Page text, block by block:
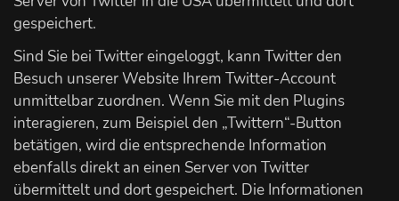
gespeichert.
Sind Sie bei Twitter eingeloggt, kann Twitter den
Besuch unserer Website Ihrem Twitter-Account
unmittelbar zuordnen. Wenn Sie mit den Plugins
interagieren, zum Beispiel den „Twittern“-Button
betätigen, wird die entsprechende Information
ebenfalls direkt an einen Server von Twitter
übermittelt und dort gespeichert. Die Informationen